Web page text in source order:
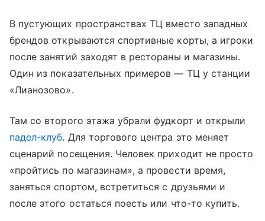
В пустующих пространствах ТЦ вместо западных
брендов открываются спортивные корты, а игроки
после занятий заходят в рестораны и магазины.
Один из показательных примеров — ТЦ у станции
«Лианозово».
Там со второго этажа убрали фудкорт и открыли
падел-клуб. Для торгового центра это меняет
сценарий посещения. Человек приходит не просто
«пройтись по магазинам», а провести время,
заняться спортом, встретиться с друзьями и
после этого остаться поесть или что-то купить.